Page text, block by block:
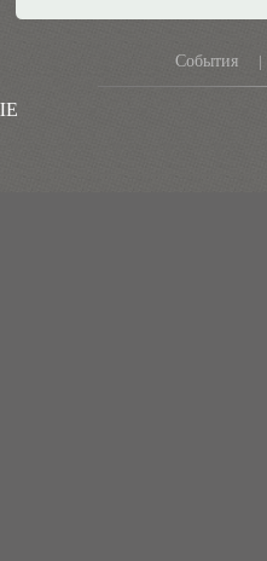
События |